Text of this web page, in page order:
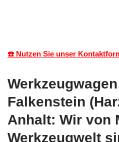
☎️ Nutzen Sie unser
Falkenstein
Anhalt: Wir von
Werkzeugwelt